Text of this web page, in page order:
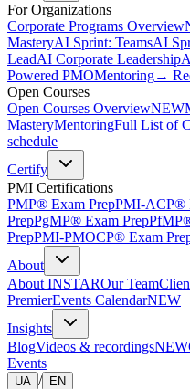
For Organizations
Corporate Programs Overview
MasteryAI Sprint: TeamsAI
LeadAI Corporate Leadership
Powered PMOMentoring→
Open Courses
Open Courses OverviewNEW
MasteryMentoringFull List of
schedule
Certify
PMI Certifications
PMP® Exam PrepPMI-ACP®
PrepPgMP® Exam Prep
PrepPMI-PMOCP® Exam
About
About INSTAROur Team
PremierEvents CalendarNEW
Insights
BlogVideos & recordingsNEW
Events
UA / EN